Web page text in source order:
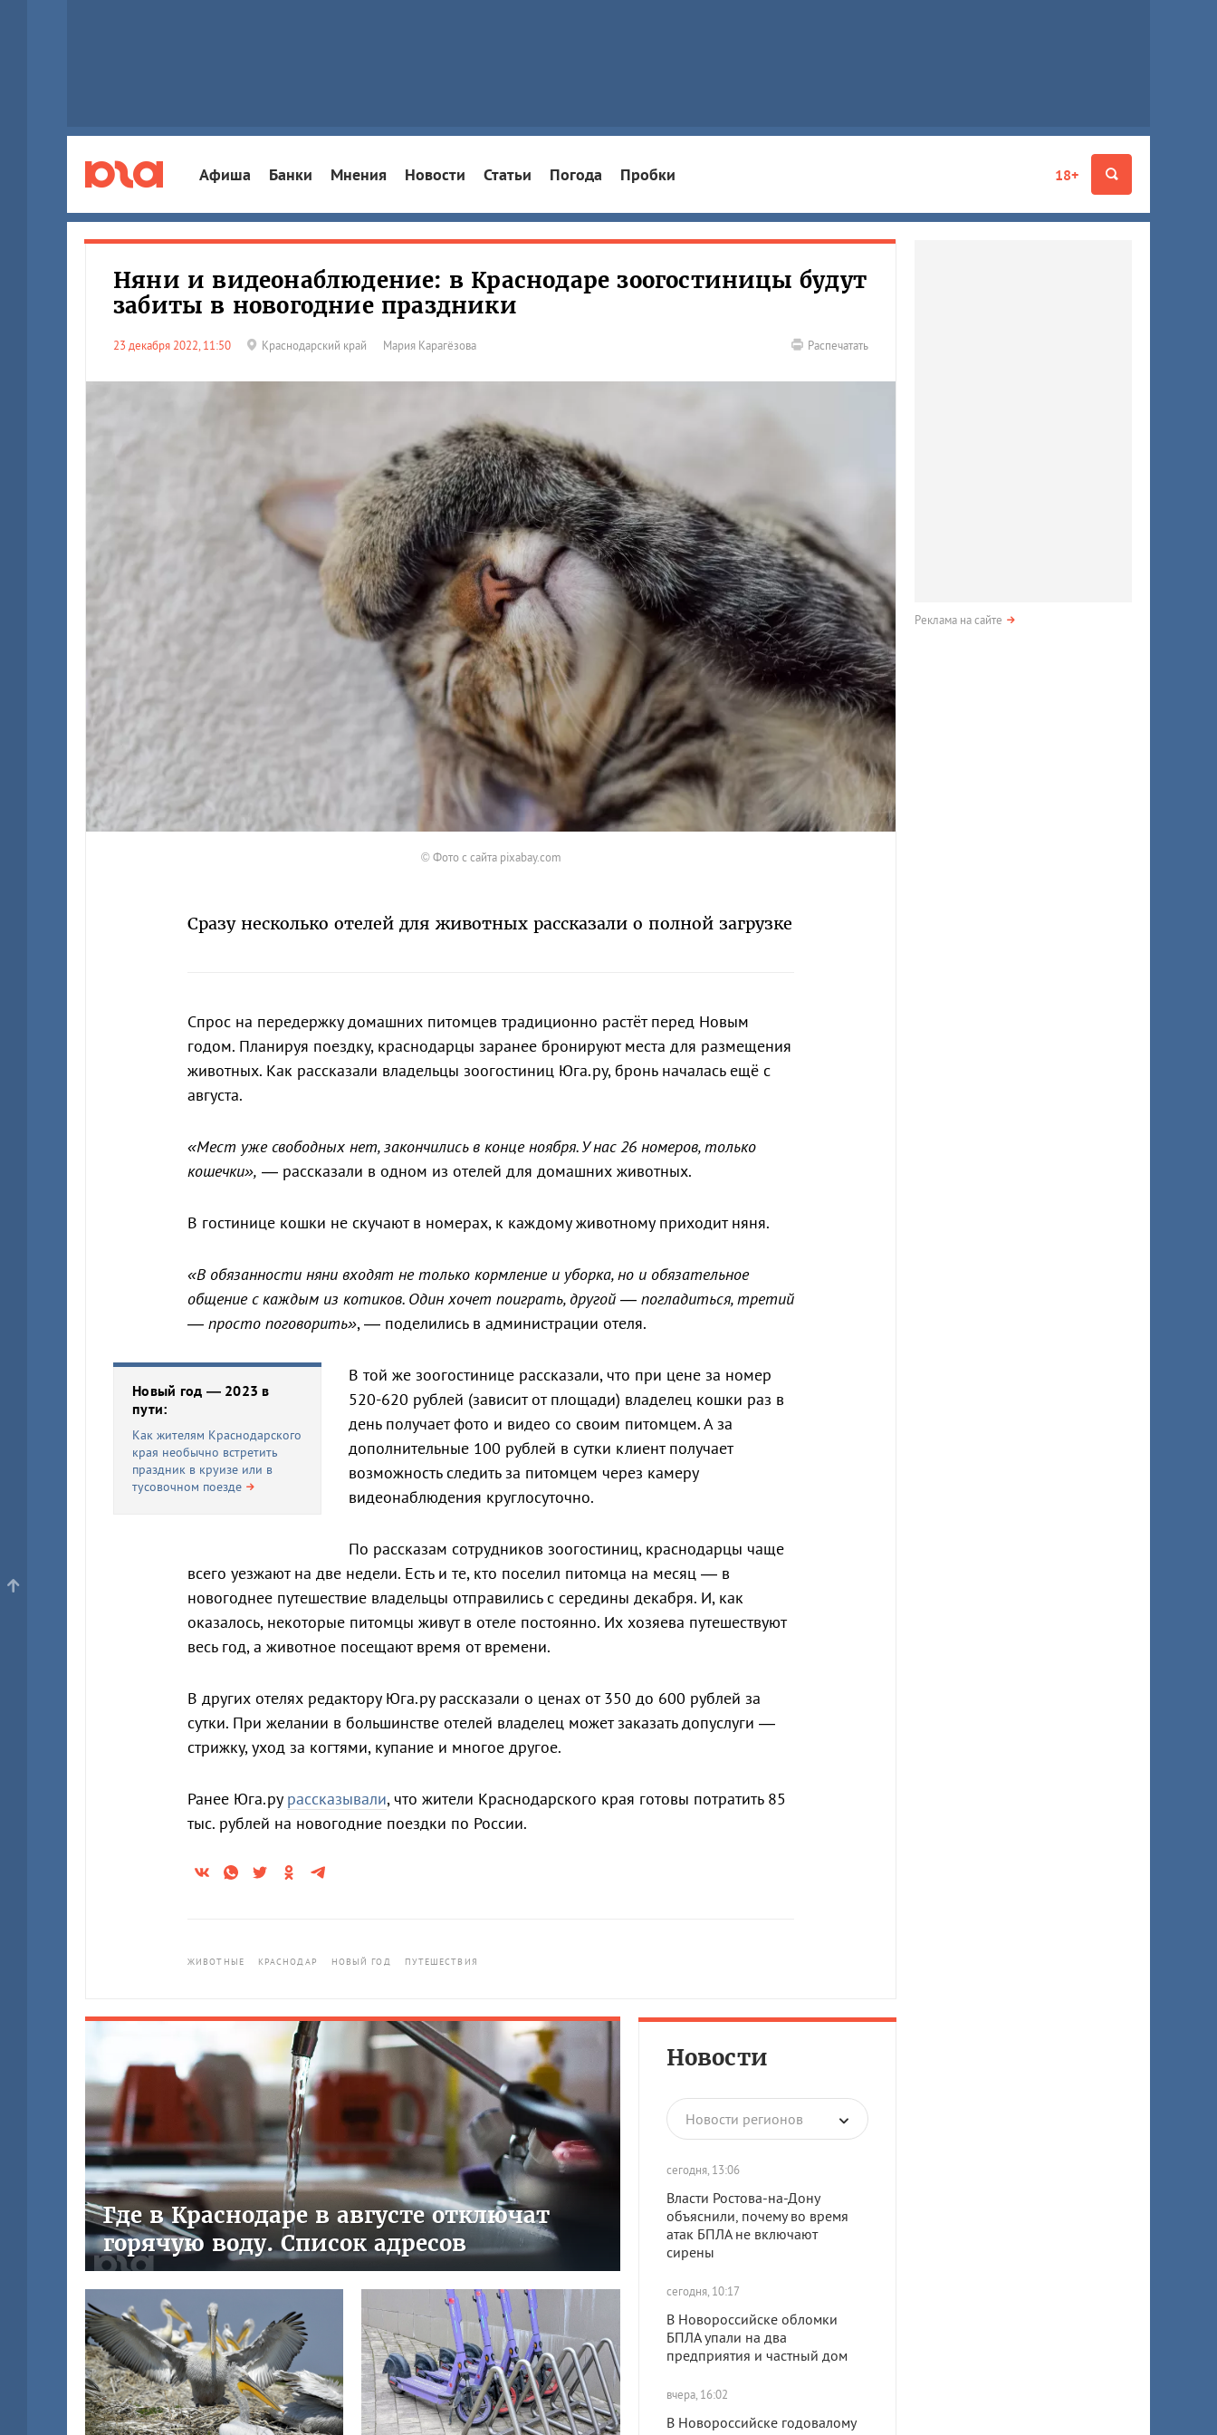
18+
Афиша Банки Мнения Новости Статьи Погода Пробки
Няни и видеонаблюдение: в Краснодаре зоогостиницы будут
забиты в новогодние праздники
23 декабря 2022, 11:50 Краснодарский край Мария Карагёзова Распечатать
© Фото с сайта pixabay.com
Сразу несколько отелей для животных рассказали о полной загрузке
Спрос на передержку домашних питомцев традиционно растёт перед Новым
годом. Планируя поездку, краснодарцы заранее бронируют места для размещения
животных. Как рассказали владельцы зоогостиниц Юга.ру, бронь началась ещё с
августа.
«Мест уже свободных нет, закончились в конце ноября. У нас 26 номеров, только
кошечки», — рассказали в одном из отелей для домашних животных.
В гостинице кошки не скучают в номерах, к каждому животному приходит няня.
«В обязанности няни входят не только кормление и уборка, но и обязательное
общение с каждым из котиков. Один хочет поиграть, другой — погладиться, третий
— просто поговорить», — поделились в администрации отеля.
Новый год — 2023 в
пути:
Как жителям Краснодарского
края необычно встретить
праздник в круизе или в
тусовочном поезде
В той же зоогостинице рассказали, что при цене за номер
520-620 рублей (зависит от площади) владелец кошки раз в
день получает фото и видео со своим питомцем. А за
дополнительные 100 рублей в сутки клиент получает
возможность следить за питомцем через камеру
видеонаблюдения круглосуточно.
По рассказам сотрудников зоогостиниц, краснодарцы чаще
всего уезжают на две недели. Есть и те, кто поселил питомца на месяц — в
новогоднее путешествие владельцы отправились с середины декабря. И, как
оказалось, некоторые питомцы живут в отеле постоянно. Их хозяева путешествуют
весь год, а животное посещают время от времени.
В других отелях редактору Юга.ру рассказали о ценах от 350 до 600 рублей за
сутки. При желании в большинстве отелей владелец может заказать допуслуги —
стрижку, уход за когтями, купание и многое другое.
Ранее Юга.ру рассказывали, что жители Краснодарского края готовы потратить 85
тыс. рублей на новогодние поездки по России.
ЖИВОТНЫЕ КРАСНОДАР НОВЫЙ ГОД ПУТЕШЕСТВИЯ
Новости
Новости регионов
сегодня, 13:06
Власти Ростова-на-Дону
объяснили, почему во время
атак БПЛА не включают
сирены
сегодня, 10:17
В Новороссийске обломки
БПЛА упали на два
предприятия и частный дом
вчера, 16:02
В Новороссийске годовалому
Где в Краснодаре в августе отключат
горячую воду. Список адресов
Реклама на сайте